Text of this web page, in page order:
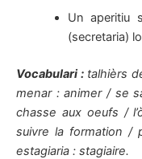
Un aperitiu
(secretaria)
Vocabulari :talhièrs
menar : animer / se
chasse aux oeufs /
suivre la formation /
estagiaria : stagiaire.